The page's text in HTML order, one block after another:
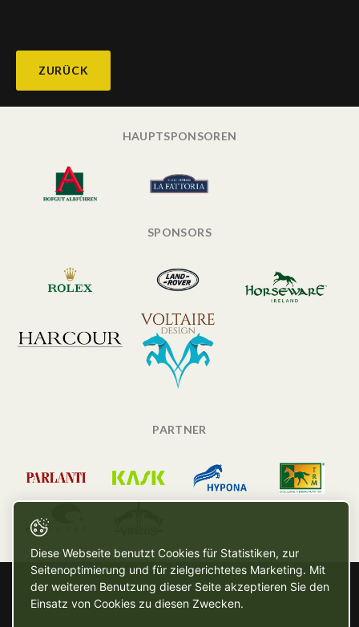
ZURÜCK
HAUPTSPONSOREN
SPONSORS
PARTNER
Diese Webseite benutzt Cookies für Statistiken, zur
Seitenoptimierung und für zielgerichtetes Marketing. Mit
der weiteren Benutzung dieser Seite akzeptieren Sie den
Einsatz von Cookies zu diesen Zwecken.